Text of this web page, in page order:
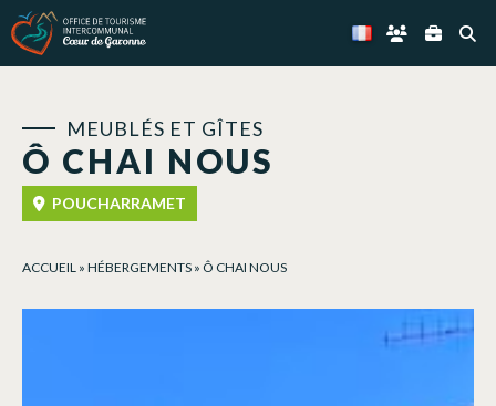
Ô CHAI NOUS
MEUBLÉS ET GÎTES
POUCHARRAMET
ACCUEIL » HÉBERGEMENTS » Ô CHAI NOUS
Panneau de gestion des cookies